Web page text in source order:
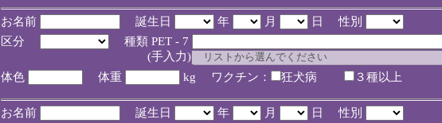
お名前 誕生日 年 月
日 性別
区分
種類 PET - 7
(手入力)
体色
体重 kg ワクチン： 狂犬病 ３種以上
お名前 誕生日 年 月
日 性別